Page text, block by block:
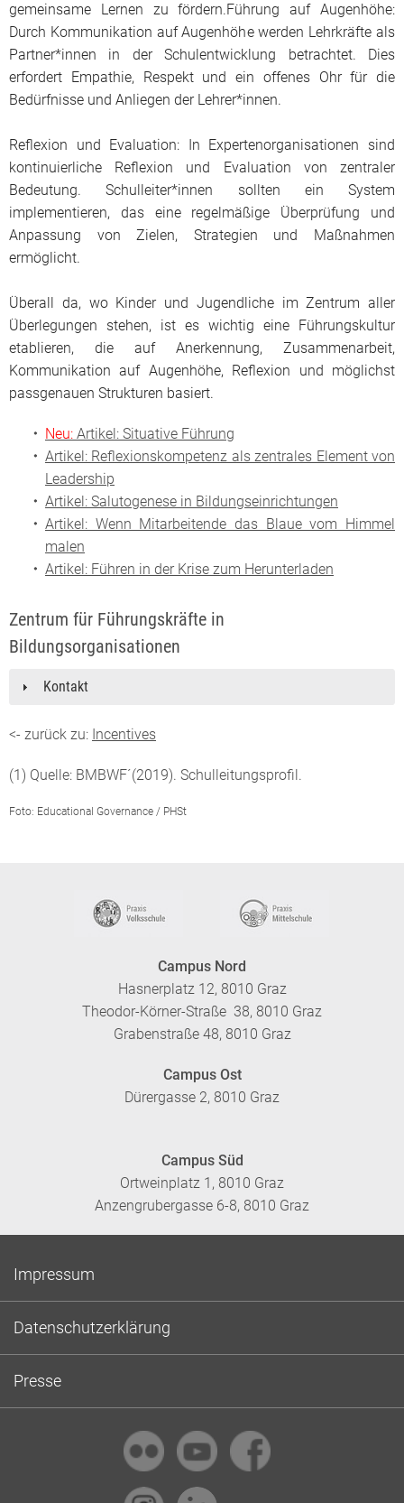
gemeinsame Lernen zu fördern.Führung auf Augenhöhe:
Durch Kommunikation auf Augenhöhe werden Lehrkräfte als
Partner*innen in der Schulentwicklung betrachtet. Dies
erfordert Empathie, Respekt und ein offenes Ohr für die
Bedürfnisse und Anliegen der Lehrer*innen.
Reflexion und Evaluation: In Expertenorganisationen sind
kontinuierliche Reflexion und Evaluation von zentraler
Bedeutung. Schulleiter*innen sollten ein System
implementieren, das eine regelmäßige Überprüfung und
Anpassung von Zielen, Strategien und Maßnahmen
ermöglicht.
Überall da, wo Kinder und Jugendliche im Zentrum aller
Überlegungen stehen, ist es wichtig eine Führungskultur
etablieren, die auf Anerkennung, Zusammenarbeit,
Kommunikation auf Augenhöhe, Reflexion und möglichst
passgenauen Strukturen basiert.
Neu: Artikel: Situative Führung
Artikel: Reflexionskompetenz als zentrales Element von
Leadership
Artikel: Salutogenese in Bildungseinrichtungen
Artikel: Wenn Mitarbeitende das Blaue vom Himmel
malen
Artikel: Führen in der Krise zum Herunterladen
Zentrum für Führungskräfte in
Bildungsorganisationen
Kontakt
<- zurück zu: Incentives
(1) Quelle: BMBWF´(2019). Schulleitungsprofil.
Foto: Educational Governance / PHSt
Campus Nord
Hasnerplatz 12, 8010 Graz
Theodor-Körner-Straße 38, 8010 Graz
Grabenstraße 48, 8010 Graz
Campus Ost
Dürergasse 2, 8010 Graz
Campus Süd
Ortweinplatz 1, 8010 Graz
Anzengrubergasse 6-8, 8010 Graz
Impressum
Datenschutzerklärung
Presse